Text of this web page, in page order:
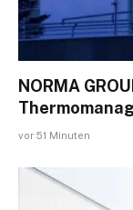
NORMA
vor 51 Minuten